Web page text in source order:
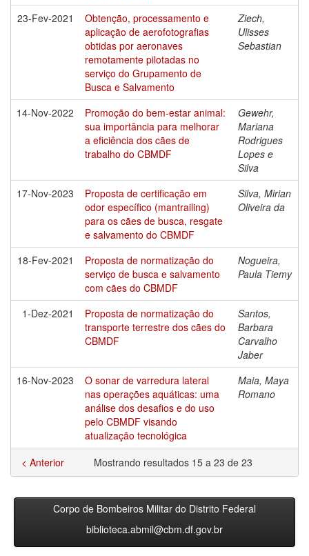
23-Fev-2021
Obtenção, processamento e
aplicação de aerofotografias
obtidas por aeronaves
remotamente pilotadas no
serviço do Grupamento de
Busca e Salvamento
Ziech,
Ulisses
Sebastian
14-Nov-2022
Promoção do bem-estar animal:
sua importância para melhorar
a eficiência dos cães de
trabalho do CBMDF
Gewehr,
Mariana
Rodrigues
Lopes e
Silva
17-Nov-2023
Proposta de certificação em
odor específico (mantrailing)
para os cães de busca, resgate
e salvamento do CBMDF
Silva, Mirian
Oliveira da
18-Fev-2021
Proposta de normatização do
serviço de busca e salvamento
com cães do CBMDF
Nogueira,
Paula Tiemy
1-Dez-2021
Proposta de normatização do
transporte terrestre dos cães do
CBMDF
Santos,
Barbara
Carvalho
Jaber
16-Nov-2023
O sonar de varredura lateral
nas operações aquáticas: uma
análise dos desafios e do uso
pelo CBMDF visando
atualização tecnológica
Maia, Maya
Romano
Mostrando resultados 15 a 23 de 23
< Anterior
Corpo de Bombeiros Militar do Distrito Federal
biblioteca.abmil@cbm.df.gov.br